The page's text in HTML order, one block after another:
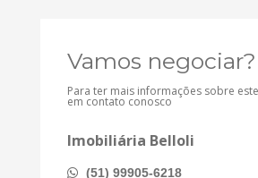
Vamos negociar?
Para ter mais informações sobre
em contato conosco
Imobiliária Belloli
(51) 99905-6218